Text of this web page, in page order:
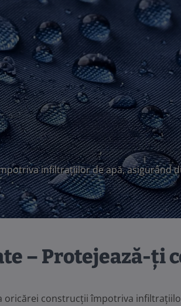
infiltrațiilor de apă, asigurând
– Protejează-
construcții împotriva